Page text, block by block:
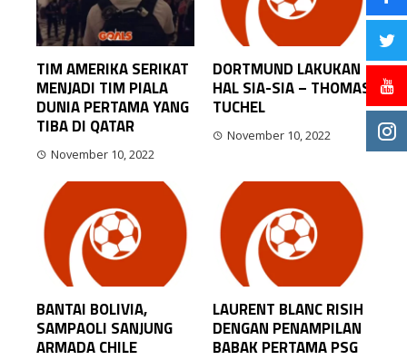
TIM AMERIKA SERIKAT
MENJADI TIM PIALA
DUNIA PERTAMA YANG
TIBA DI QATAR
November 10, 2022
DORTMUND LAKUKAN
HAL SIA-SIA – THOMAS
TUCHEL
November 10, 2022
BANTAI BOLIVIA,
SAMPAOLI SANJUNG
ARMADA CHILE
LAURENT BLANC RISIH
DENGAN PENAMPILAN
BABAK PERTAMA PSG